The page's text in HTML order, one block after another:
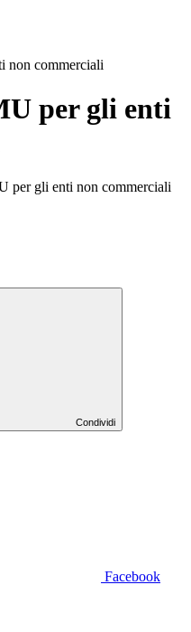
non commerciali
per gli enti
per gli enti non commerciali
Condividi
Facebook